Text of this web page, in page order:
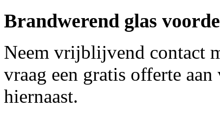
Brandwerend glas
Neem vrijblijvend contact
vraag een gratis offerte
hiernaast.